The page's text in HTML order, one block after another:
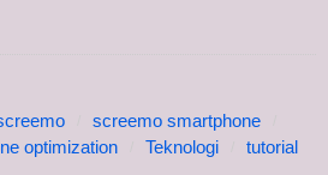
screemo smartphone
optimization Teknologi tutorial